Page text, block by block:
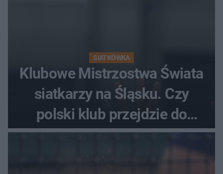
SIATKÓWKA
Klubowe Mistrzostwa Świata
siatkarzy na Śląsku. Czy
polski klub przejdzie do
historii